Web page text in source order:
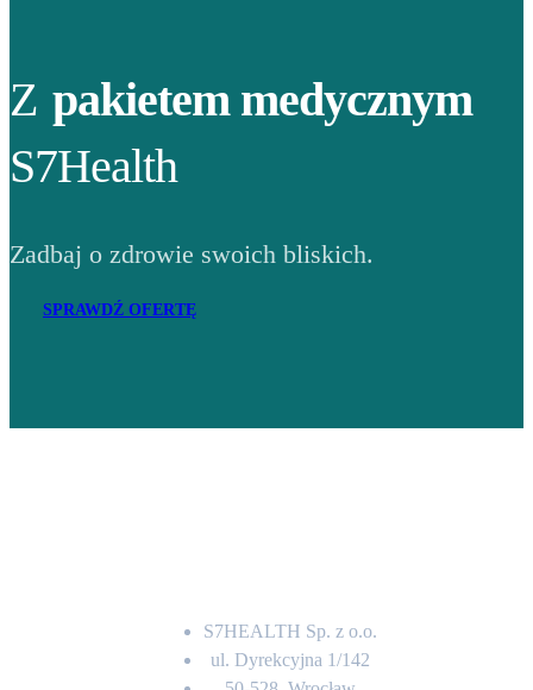
Z pakietem medycznym
S7Health
Zadbaj o zdrowie swoich bliskich.
SPRAWDŹ OFERTĘ
S7HEALTH Sp. z o.o.
ul. Dyrekcyjna 1/142